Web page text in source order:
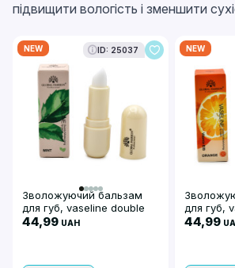
підвищити вологість і зменшити
NEW ID: 25037
Зволожуючий бальзам
для губ, vaseline double
moisturizing lip balm,
44,99 UAH
NEW
для губ,
44,99